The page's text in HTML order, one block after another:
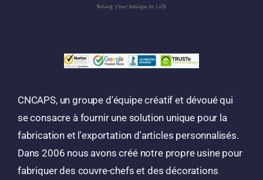
CNCAPS, un groupe d'équipe créatif et dévoué qui
se consacre à fournir une solution unique pour la
fabrication et l'exportation d'articles personnalisés.
Dans 2006 nous avons créé notre propre usine pour
fabriquer des couvre-chefs et des décorations